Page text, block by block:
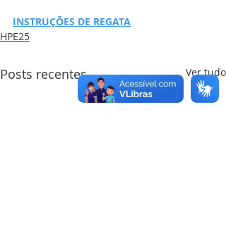
INSTRUÇÕES DE REGATA
HPE25
Posts recentes Ver tudo